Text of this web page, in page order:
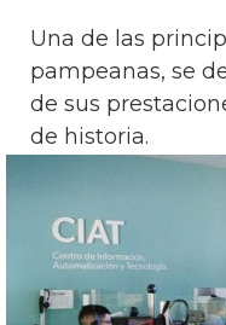
Una de las
pampeanas, se
de sus
de historia.